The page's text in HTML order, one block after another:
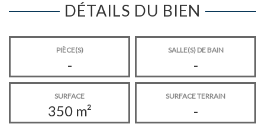
DÉTAILS DU BIEN
PIÈCE(S)
-
SALLE(S) DE BAIN
-
SURFACE
350 m²
SURFACE TERRAIN
-